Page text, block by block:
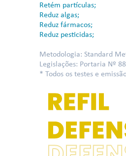
Retém partículas;
Reduz algas;
Reduz fármacos;
Reduz pesticidas;
Metodologia: Standard
Legislações: Portaria Nº
* Todos os testes e